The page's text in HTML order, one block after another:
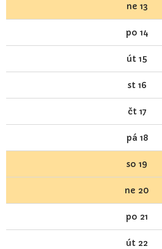
ne 13
po 14
út 15
st 16
čt 17
pá 18
so 19
ne 20
po 21
út 22